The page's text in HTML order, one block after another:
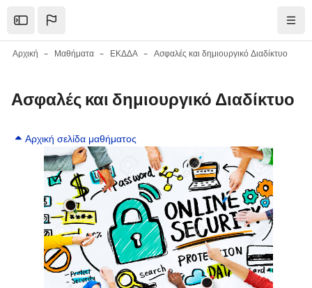
Open the sidebar
Αρχική Μαθήματα ΕΚΔΔΑ Ασφαλές και δημιουργικό Διαδίκτυο
Μπλοκ
Ασφαλές και δημιουργικό Διαδίκτυο
Μπλοκ
Αρχική σελίδα μαθήματος